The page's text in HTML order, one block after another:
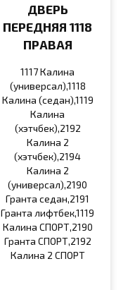
ДВЕРЬ
ПЕРЕДНЯЯ 1118
ПРАВАЯ
1117 Калина
(универсал),1118
Калина (седан),1119
Калина
(хэтчбек),2192
Калина 2
(хэтчбек),2194
Калина 2
(универсал),2190
Гранта седан,2191
Гранта лифтбек,1119
Калина СПОРТ,2190
Гранта СПОРТ,2192
Калина 2 СПОРТ